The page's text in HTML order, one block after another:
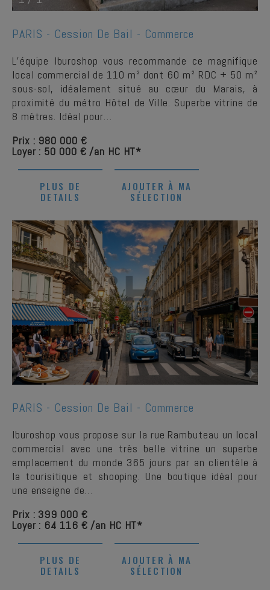
PARIS - Cession De Bail - Commerce
L’équipe Iburoshop vous recommande ce magnifique
local commercial de 110 m² dont 60 m² RDC + 50 m²
sous-sol, idéalement situé au cœur du Marais, à
proximité du métro Hôtel de Ville. Superbe vitrine de
8 mètres. Idéal pour…
Prix : 980 000 €
Loyer : 50 000 € /an HC HT*
PLUS DE
DETAILS
AJOUTER À MA
SÉLECTION
1/3
PARIS - Cession De Bail - Commerce
Iburoshop vous propose sur la rue Rambuteau un local
commercial avec une très belle vitrine un superbe
emplacement du monde 365 jours par an clientèle à
la tourisitique et shooping. Une boutique idéal pour
une enseigne de…
Prix : 399 000 €
Loyer : 64 116 € /an HC HT*
PLUS DE
DETAILS
AJOUTER À MA
SÉLECTION